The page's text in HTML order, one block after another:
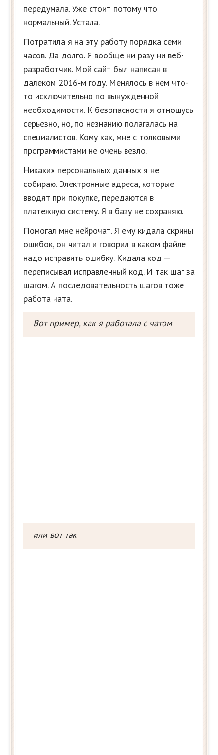
передумала. Уже стоит потому что
нормальный. Устала.
Потратила я на эту работу порядка семи
часов. Да долго. Я вообще ни разу ни веб-
разработчик. Мой сайт был написан в
далеком 2016‑м году. Менялось в нем что-
то исключительно по вынужденной
необходимости. К безопасности я отношусь
серьезно, но, по незнанию полагалась на
специалистов. Кому как, мне с толковыми
программистами не очень везло.
Никаких персональных данных я не
собираю. Электронные адреса, которые
вводят при покупке, передаются в
платежную систему. Я в базу не сохраняю.
Помогал мне нейрочат. Я ему кидала скрины
ошибок, он читал и говорил в каком файле
надо исправить ошибку. Кидала код —
переписывал исправленный код. И так шаг за
шагом. А последовательность шагов тоже
работа чата.
Вот пример, как я работала с чатом
или вот так